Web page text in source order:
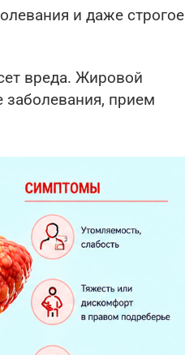
и даже строгое
вреда. Жировой
заболевания, прием